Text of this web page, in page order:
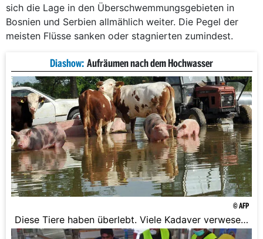
sich die Lage in den Überschwemmungsgebieten in
Bosnien und Serbien allmählich weiter. Die Pegel der
meisten Flüsse sanken oder stagnierten zumindest.
Diashow: Aufräumen nach dem Hochwasser
© AFP
Diese Tiere haben überlebt. Viele Kadaver verwesen
aber auf den Straßen und Feldern.